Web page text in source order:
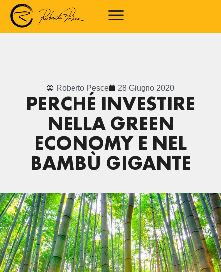
Roberto Pesce 28 Giugno 2020
PERCHÉ INVESTIRE
NELLA GREEN
ECONOMY E NEL
BAMBÙ GIGANTE